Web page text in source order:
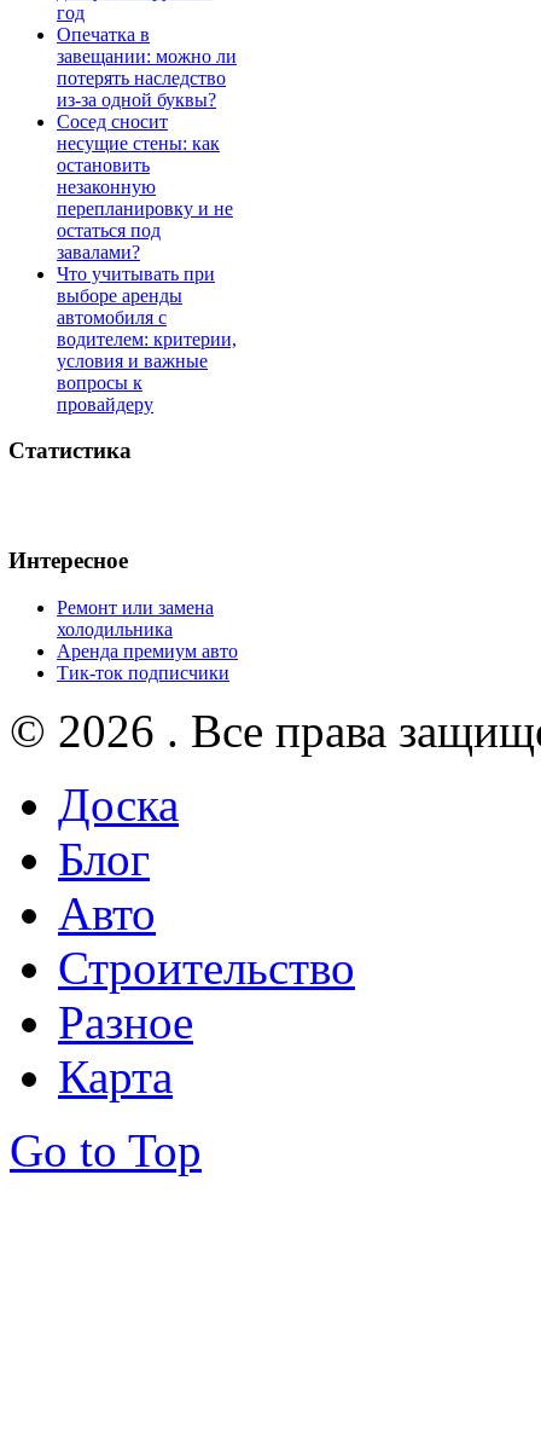
год
Опечатка в
завещании: можно ли
потерять наследство
из-за одной буквы?
Сосед сносит
несущие стены: как
остановить
незаконную
перепланировку и не
остаться под
завалами?
Что учитывать при
выборе аренды
автомобиля с
водителем: критерии,
условия и важные
вопросы к
провайдеру
Статистика
Интересное
Ремонт или замена
холодильника
Аренда премиум авто
Тик-ток подписчики
© 2026 . Все права
Доска
Блог
Авто
Строительство
Разное
Карта
Go to Top